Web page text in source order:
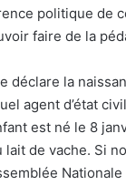
politique de
faire de la
déclare la
agent d’état
est né le 8
lait de vache. Si